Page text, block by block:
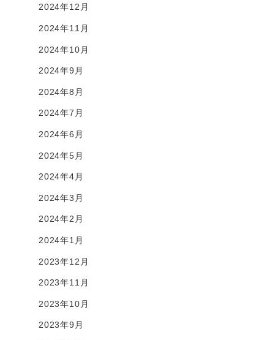
2024年12月
2024年11月
2024年10月
2024年9月
2024年8月
2024年7月
2024年6月
2024年5月
2024年4月
2024年3月
2024年2月
2024年1月
2023年12月
2023年11月
2023年10月
2023年9月